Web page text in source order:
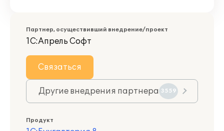
Партнер, осуществивший внедрение/проект
1С:Апрель Софт
Связаться
Другие внедрения партнера 3559
Продукт